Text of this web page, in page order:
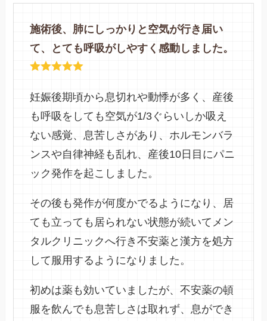
施術後、肺にしっかりと空気が行き届い
て、とても呼吸がしやすく感動しました。
妊娠後期頃から息切れや動悸が多く、産後
も呼吸をしても空気が1/3ぐらいしか吸え
ない感覚、息苦しさがあり、ホルモンバラ
ンスや自律神経も乱れ、産後10日目にパニ
ック発作を起こしました。
その後も発作が何度かでるようになり、居
ても立っても居られない状態が続いてメン
タルクリニックへ行き不安薬と漢方を処方
して服用するようになりました。
初めは薬も効いていましたが、不安薬の頓
服を飲んでも息苦しさは取れず、息ができ